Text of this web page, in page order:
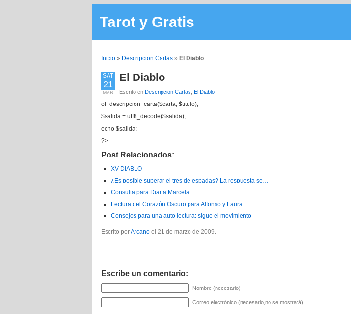
Tarot y Gratis
Inicio » Descripcion Cartas » El Diablo
SAT
21
MAR
El Diablo
Escrito en Descripcion Cartas El Diablo
of_descripcion_carta($carta, $titulo);
$salida = utf8_decode($salida);
echo $salida;
?>
Post Relacionados:
XV-DIABLO
¿Es posible superar el tres de espadas? La respuesta se…
Consulta para Diana Marcela
Lectura del Corazón Oscuro para Alfonso y Laura
Consejos para una auto lectura: sigue el movimiento
Escrito porArcano el 21 de marzo de 2009.
Escribe un comentario:
Nombre (necesario)
Correo electrónico (necesario,no se mostrará)